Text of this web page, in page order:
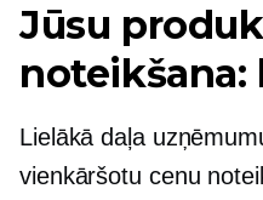
Jūsu
noteikšana:
Lielākā daļa
vienkāršotu cenu